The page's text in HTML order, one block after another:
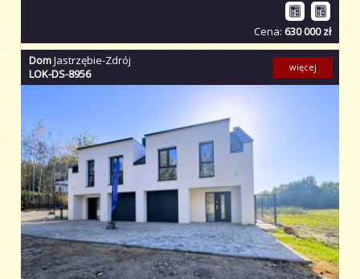
Cena: 630 000 zł
DomJastrzębie-Zdrój
LOK-DS-8956
więcej